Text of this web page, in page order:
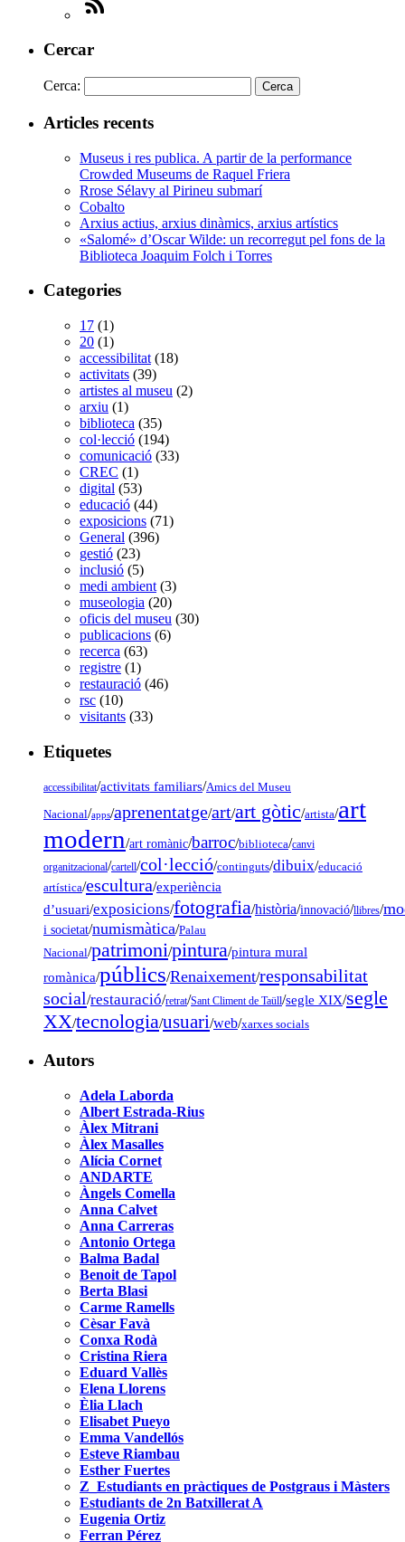
Cercar
Cerca:
Articles recents
Museus i res publica. A partir de la performance
Crowded Museums de Raquel Friera
Rrose Sélavy al Pirineu submarí
Cobalto
Arxius actius, arxius dinàmics, arxius artístics
«Salomé» d’Oscar Wilde: un recorregut pel fons de la
Biblioteca Joaquim Folch i Torres
Categories
17 (1)
20 (1)
accessibilitat (18)
activitats (39)
artistes al museu (2)
arxiu (1)
biblioteca (35)
col·lecció (194)
comunicació (33)
CREC (1)
digital (53)
educació (44)
exposicions (71)
General (396)
gestió (23)
inclusió (5)
medi ambient (3)
museologia (20)
oficis del museu (30)
publicacions (6)
recerca (63)
registre (1)
restauració (46)
rsc (10)
visitants (33)
Etiquetes
accessibilitat/activitats familiars/Amics del Museu
Nacional/apps/aprenentatge/art/art gòtic/artista/art
modern/art romànic/barroc/biblioteca/canvi
organitzacional/cartell/col·lecció/continguts/dibuix/educació
artística/escultura/experiència
d’usuari/exposicions/fotografia/història/innovació/llibres/
i societat/numismàtica/Palau
Nacional/patrimoni/pintura/pintura mural
romànica/públics/Renaixement/responsabilitat
social/restauració/retrat/Sant Climent de Taüll/segle XIX/segle
XX/tecnologia/usuari/web/xarxes socials
Autors
Adela Laborda
Albert Estrada-Rius
Àlex Mitrani
Àlex Masalles
Alícia Cornet
ANDARTE
Àngels Comella
Anna Calvet
Anna Carreras
Antonio Ortega
Balma Badal
Benoit de Tapol
Berta Blasi
Carme Ramells
Cèsar Favà
Conxa Rodà
Cristina Riera
Eduard Vallès
Elena Llorens
Èlia Llach
Elisabet Pueyo
Emma Vandellós
Esteve Riambau
Esther Fuertes
Z_Estudiants en pràctiques de Postgraus i Màsters
Estudiants de 2n Batxillerat A
Eugenia Ortiz
Ferran Pérez